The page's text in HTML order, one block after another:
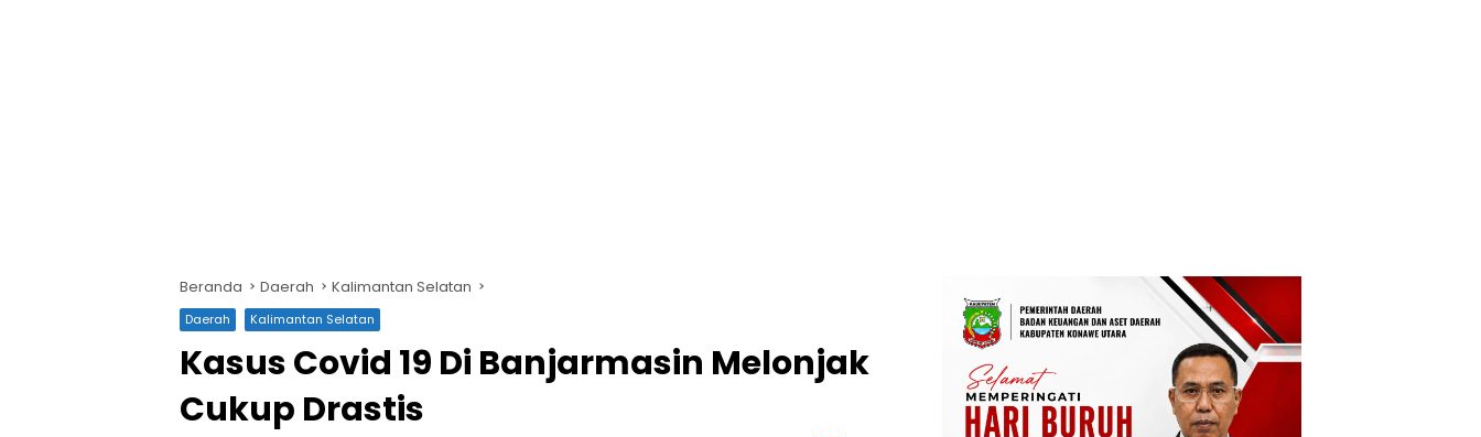
Beranda Daerah Kalimantan Selatan
Daerah Kalimantan Selatan
Kasus Covid 19 Di Banjarmasin Melonjak
Cukup Drastis